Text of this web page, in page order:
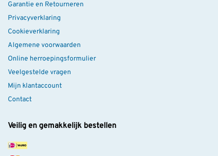
Garantie en Retourneren
Privacyverklaring
Cookieverklaring
Algemene voorwaarden
Online herroepingsformulier
Veelgestelde vragen
Mijn klantaccount
Contact
Veilig en gemakkelijk bestellen